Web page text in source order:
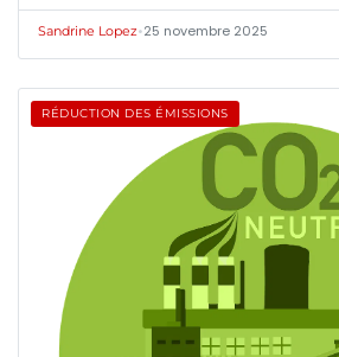
Sandrine Lopez•25 novembre 2025
RÉDUCTION DES ÉMISSIONS